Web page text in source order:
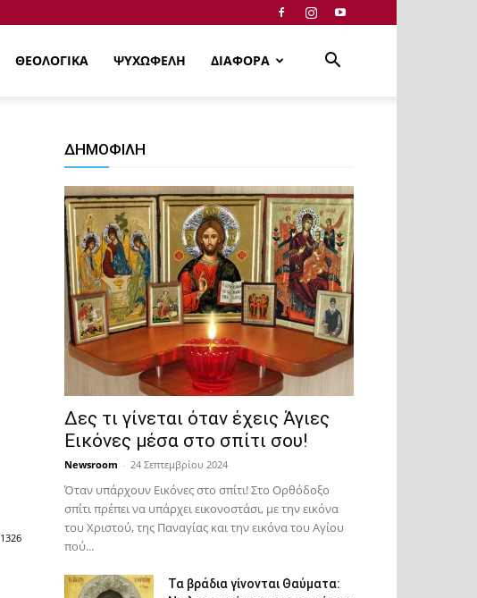
ΘΕΟΛΟΓΙΚΑ ΨΥΧΩΦΕΛΗ ΔΙΑΦΟΡΑ
1326
ΔΗΜΟΦΙΛΗ
Δες τι γίνεται όταν έχεις Άγιες
Εικόνες μέσα στο σπίτι σου!
Newsroom - 24 Σεπτεμβρίου 2024
Όταν υπάρχουν Εικόνες στο σπίτι! Στο Ορθόδοξο
σπίτι πρέπει να υπάρχει εικονοστάσι, με την εικόνα
του Χριστού, της Παν­αγίας και την εικόνα του Αγίου
πού...
Τα βράδια γίνονται Θαύματα: